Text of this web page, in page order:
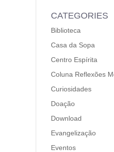
CATEGORIES
Biblioteca
Casa da Sopa
Centro Espírita
Coluna Reflexões
Curiosidades
Doação
Download
Evangelização
Eventos